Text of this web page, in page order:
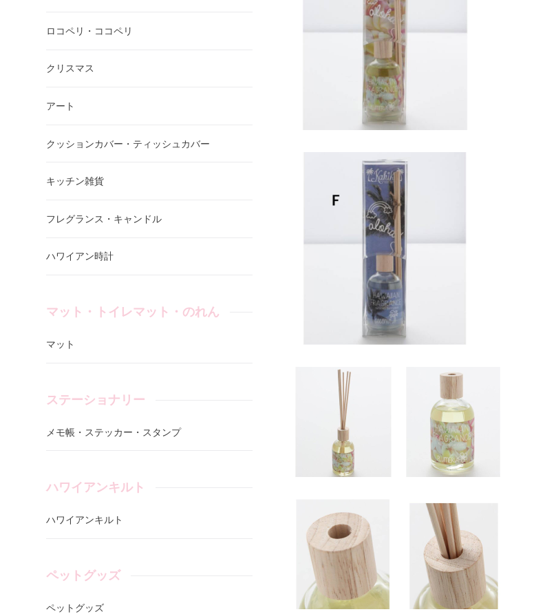
ロコペリ・ココペリ
クリスマス
アート
クッションカバー・ティッシュカバー
キッチン雑貨
フレグランス・キャンドル
ハワイアン時計
マット・トイレマット・のれん
マット
ステーショナリー
メモ帳・ステッカー・スタンプ
ハワイアンキルト
ハワイアンキルト
ペットグッズ
ペットグッズ